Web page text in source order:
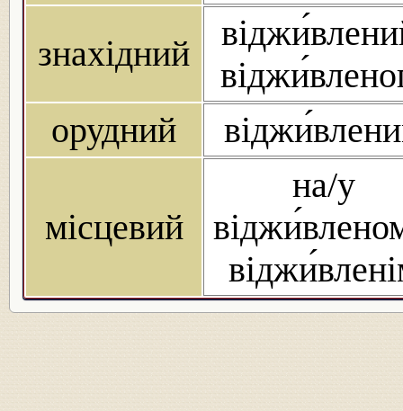
знахідний
орудний
місцевий
на/у